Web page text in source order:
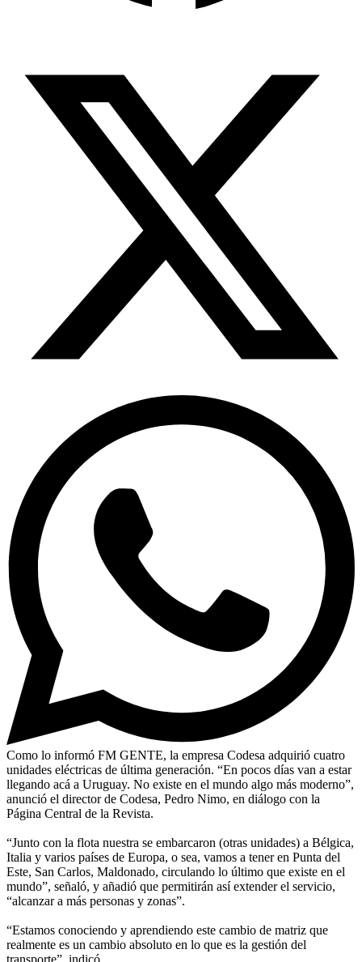
Como lo informó FM GENTE, la empresa Codesa adquirió cuatro
unidades eléctricas de última generación. “En pocos días van a estar
llegando acá a Uruguay. No existe en el mundo algo más moderno”,
anunció el director de Codesa, Pedro Nimo, en diálogo con la
Página Central de la Revista.
“Junto con la flota nuestra se embarcaron (otras unidades) a Bélgica,
Italia y varios países de Europa, o sea, vamos a tener en Punta del
Este, San Carlos, Maldonado, circulando lo último que existe en el
mundo”, señaló, y añadió que permitirán así extender el servicio,
“alcanzar a más personas y zonas”.
“Estamos conociendo y aprendiendo este cambio de matriz que
realmente es un cambio absoluto en lo que es la gestión del
transporte”, indicó.